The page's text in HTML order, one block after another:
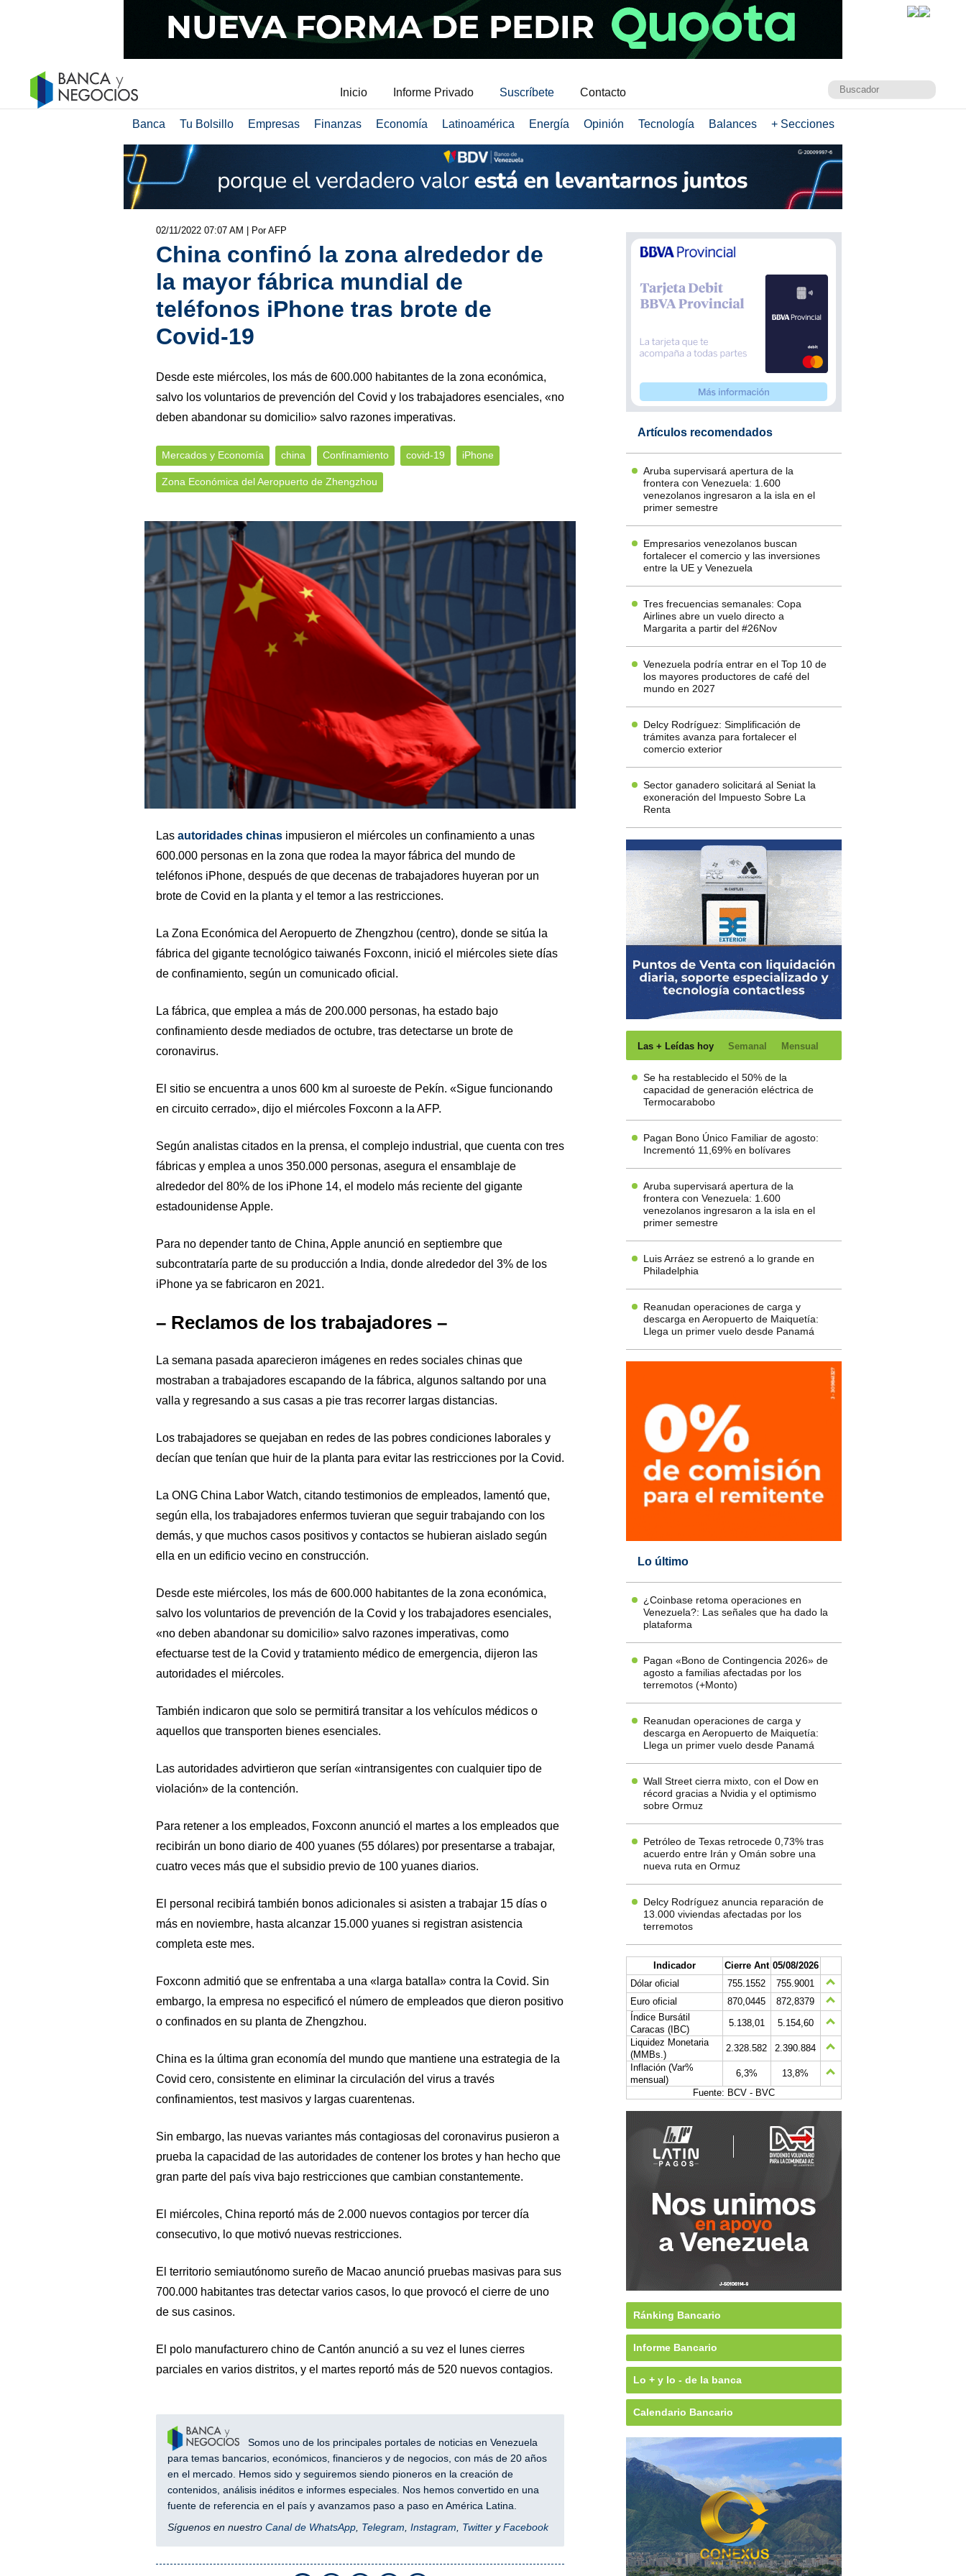
Inicio Informe Privado Suscríbete Contacto
Banca Tu Bolsillo Empresas Finanzas Economía Latinoamérica Energía Opinión Tecnología Balances + Secciones
02/11/2022 07:07 AM | Por AFP
China confinó la zona alrededor de
la mayor fábrica mundial de
teléfonos iPhone tras brote de
Covid-19
Desde este miércoles, los más de 600.000 habitantes de la zona económica,
salvo los voluntarios de prevención del Covid y los trabajadores esenciales, «no
deben abandonar su domicilio» salvo razones imperativas.
Mercados y Economía china Confinamiento covid-19 iPhone
Zona Económica del Aeropuerto de Zhengzhou
Las autoridades chinasimpusieron el miércoles un confinamiento a unas
600.000 personas en la zona que rodea la mayor fábrica del mundo de
teléfonos iPhone, después de que decenas de trabajadores huyeran por un
brote de Covid en la planta y el temor a las restricciones.
La Zona Económica del Aeropuerto de Zhengzhou (centro), donde se sitúa la
fábrica del gigante tecnológico taiwanés Foxconn, inició el miércoles siete días
de confinamiento, según un comunicado oficial.
La fábrica, que emplea a más de 200.000 personas, ha estado bajo
confinamiento desde mediados de octubre, tras detectarse un brote de
coronavirus.
El sitio se encuentra a unos 600 km al suroeste de Pekín. «Sigue funcionando
en circuito cerrado», dijo el miércoles Foxconn a la AFP.
Según analistas citados en la prensa, el complejo industrial, que cuenta con tres
fábricas y emplea a unos 350.000 personas, asegura el ensamblaje de
alrededor del 80% de los iPhone 14, el modelo más reciente del gigante
estadounidense Apple.
Para no depender tanto de China, Apple anunció en septiembre que
subcontrataría parte de su producción a India, donde alrededor del 3% de los
iPhone ya se fabricaron en 2021.
– Reclamos de los trabajadores –
La semana pasada aparecieron imágenes en redes sociales chinas que
mostraban a trabajadores escapando de la fábrica, algunos saltando por una
valla y regresando a sus casas a pie tras recorrer largas distancias.
Los trabajadores se quejaban en redes de las pobres condiciones laborales y
decían que tenían que huir de la planta para evitar las restricciones por la Covid.
La ONG China Labor Watch, citando testimonios de empleados, lamentó que,
según ella, los trabajadores enfermos tuvieran que seguir trabajando con los
demás, y que muchos casos positivos y contactos se hubieran aislado según
ella en un edificio vecino en construcción.
Desde este miércoles, los más de 600.000 habitantes de la zona económica,
salvo los voluntarios de prevención de la Covid y los trabajadores esenciales,
«no deben abandonar su domicilio» salvo razones imperativas, como
efectuarse test de la Covid y tratamiento médico de emergencia, dijeron las
autoridades el miércoles.
También indicaron que solo se permitirá transitar a los vehículos médicos o
aquellos que transporten bienes esenciales.
Las autoridades advirtieron que serían «intransigentes con cualquier tipo de
violación» de la contención.
Para retener a los empleados, Foxconn anunció el martes a los empleados que
recibirán un bono diario de 400 yuanes (55 dólares) por presentarse a trabajar,
cuatro veces más que el subsidio previo de 100 yuanes diarios.
El personal recibirá también bonos adicionales si asisten a trabajar 15 días o
más en noviembre, hasta alcanzar 15.000 yuanes si registran asistencia
completa este mes.
Foxconn admitió que se enfrentaba a una «larga batalla» contra la Covid. Sin
embargo, la empresa no especificó el número de empleados que dieron positivo
o confinados en su planta de Zhengzhou.
China es la última gran economía del mundo que mantiene una estrategia de la
Covid cero, consistente en eliminar la circulación del virus a través
confinamientos, test masivos y largas cuarentenas.
Sin embargo, las nuevas variantes más contagiosas del coronavirus pusieron a
prueba la capacidad de las autoridades de contener los brotes y han hecho que
gran parte del país viva bajo restricciones que cambian constantemente.
El miércoles, China reportó más de 2.000 nuevos contagios por tercer día
consecutivo, lo que motivó nuevas restricciones.
El territorio semiautónomo sureño de Macao anunció pruebas masivas para sus
700.000 habitantes tras detectar varios casos, lo que provocó el cierre de uno
de sus casinos.
El polo manufacturero chino de Cantón anunció a su vez el lunes cierres
parciales en varios distritos, y el martes reportó más de 520 nuevos contagios.
Somos uno de los principales portales de noticias en Venezuela
para temas bancarios, económicos, financieros y de negocios, con más de 20 años
en el mercado. Hemos sido y seguiremos siendo pioneros en la creación de
contenidos, análisis inéditos e informes especiales. Nos hemos convertido en una
fuente de referencia en el país y avanzamos paso a paso en América Latina.
Síguenos en nuestro Canal de WhatsApp, Telegram, Instagram, TwitteryFacebook
Artículos recomendados
Aruba supervisará apertura de la
frontera con Venezuela: 1.600
venezolanos ingresaron a la isla en el
primer semestre
Empresarios venezolanos buscan
fortalecer el comercio y las inversiones
entre la UE y Venezuela
Tres frecuencias semanales: Copa
Airlines abre un vuelo directo a
Margarita a partir del #26Nov
Venezuela podría entrar en el Top 10 de
los mayores productores de café del
mundo en 2027
Delcy Rodríguez: Simplificación de
trámites avanza para fortalecer el
comercio exterior
Sector ganadero solicitará al Seniat la
exoneración del Impuesto Sobre La
Renta
Las + Leídas hoy Semanal Mensual
Se ha restablecido el 50% de la
capacidad de generación eléctrica de
Termocarabobo
Pagan Bono Único Familiar de agosto:
Incrementó 11,69% en bolívares
Aruba supervisará apertura de la
frontera con Venezuela: 1.600
venezolanos ingresaron a la isla en el
primer semestre
Luis Arráez se estrenó a lo grande en
Philadelphia
Reanudan operaciones de carga y
descarga en Aeropuerto de Maiquetía:
Llega un primer vuelo desde Panamá
Lo último
¿Coinbase retoma operaciones en
Venezuela?: Las señales que ha dado la
plataforma
Pagan «Bono de Contingencia 2026» de
agosto a familias afectadas por los
terremotos (+Monto)
Reanudan operaciones de carga y
descarga en Aeropuerto de Maiquetía:
Llega un primer vuelo desde Panamá
Wall Street cierra mixto, con el Dow en
récord gracias a Nvidia y el optimismo
sobre Ormuz
Petróleo de Texas retrocede 0,73% tras
acuerdo entre Irán y Omán sobre una
nueva ruta en Ormuz
Delcy Rodríguez anuncia reparación de
13.000 viviendas afectadas por los
terremotos
Indicador Cierre Ant 05/08/2026
Dólar oficial
755.1552
755.9001
Euro oficial
870,0445
872,8379
Índice Bursátil
Caracas (IBC)
5.138,01
5.154,60
Liquidez Monetaria
(MMBs.)
2.328.582
2.390.884
Inflación (Var%
mensual)
6,3%
13,8%
Fuente: BCV - BVC
Ránking Bancario
Informe Bancario
Lo + y lo - de la banca
Calendario Bancario